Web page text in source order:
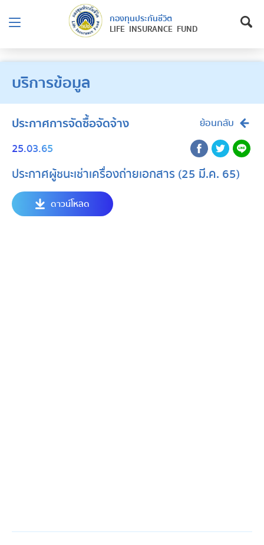
กองทุนประกันชีวิต
LIFE INSURANCE FUND
บริการข้อมูล
ประกาศการจัดซื้อจัดจ้าง ย้อนกลับ
25.03.65
ประกาศผู้ชนะเช่าเครื่องถ่ายเอกสาร (25 มี.ค. 65)
ดาวน์โหลด